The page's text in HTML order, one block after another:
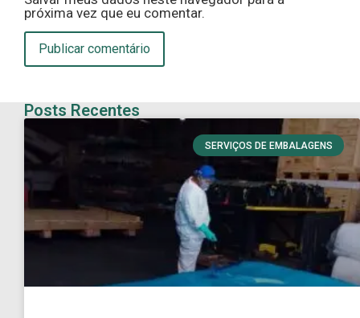
próxima vez que eu comentar.
Posts Recentes
SERVIÇOS DE EMBALAGENS